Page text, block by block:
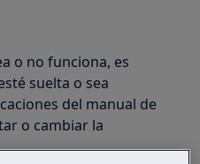
o no funciona, es
suelta o sea
del manual de
o cambiar la